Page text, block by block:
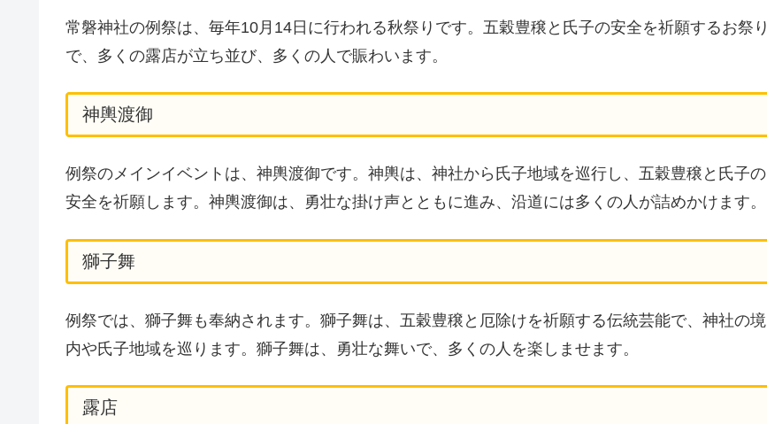
常磐神社の例祭は、毎年10月14日に行われる秋祭りです。五穀豊穣と氏子の安全を祈願するお祭り
で、多くの露店が立ち並び、多くの人で賑わいます。
神輿渡御
例祭のメインイベントは、神輿渡御です。神輿は、神社から氏子地域を巡行し、五穀豊穣と氏子の
安全を祈願します。神輿渡御は、勇壮な掛け声とともに進み、沿道には多くの人が詰めかけます。
獅子舞
例祭では、獅子舞も奉納されます。獅子舞は、五穀豊穣と厄除けを祈願する伝統芸能で、神社の境
内や氏子地域を巡ります。獅子舞は、勇壮な舞いで、多くの人を楽しませます。
露店